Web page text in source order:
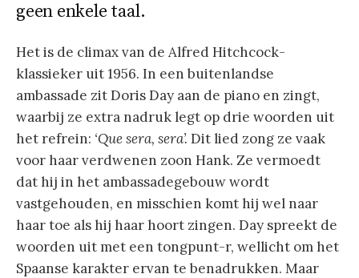
geen enkele taal.
Het is de climax van de Alfred Hitchcock-
klassieker uit 1956. In een buitenlandse
ambassade zit Doris Day aan de piano en zingt,
waarbij ze extra nadruk legt op drie woorden uit
het refrein: ‘Que sera, sera’. Dit lied zong ze vaak
voor haar verdwenen zoon Hank. Ze vermoedt
dat hij in het ambassadegebouw wordt
vastgehouden, en misschien komt hij wel naar
haar toe als hij haar hoort zingen. Day spreekt de
woorden uit met een tongpunt-r, wellicht om het
Spaanse karakter ervan te benadrukken. Maar